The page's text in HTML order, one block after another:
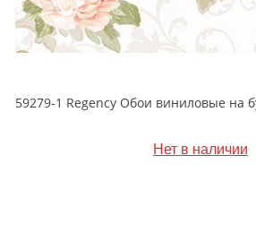
Нет в наличии